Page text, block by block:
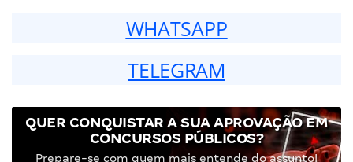
WHATSAPP
TELEGRAM
QUER CONQUISTAR A SUA APROVAÇÃO EM
CONCURSOS PÚBLICOS?
Prepare-se com quem mais entende do assunto!